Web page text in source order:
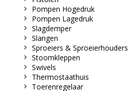
Pompen Hogedruk
Pompen Lagedruk
Slagdemper
Slangen
Sproeiers & Sproeierhouders
Stoomkleppen
Swivels
Thermostaathuis
Toerenregelaar